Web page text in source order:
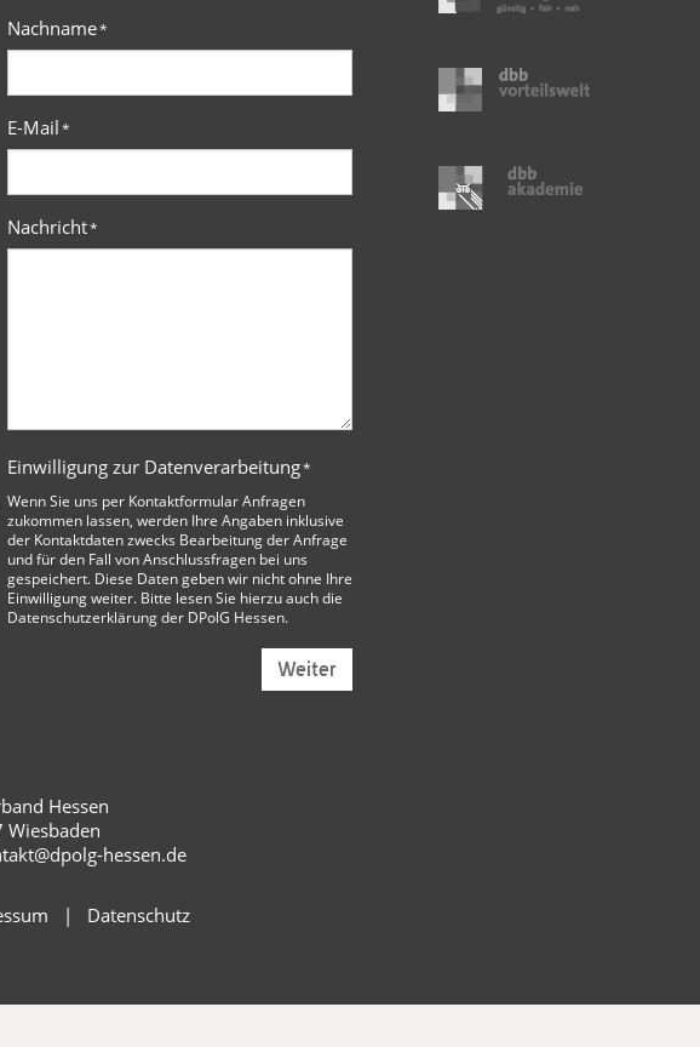
Nachname*
E-Mail*
Nachricht*
Einwilligung zur Datenverarbeitung*
Wenn Sie uns per Kontaktformular Anfragen
zukommen lassen, werden Ihre Angaben inklusive
der Kontaktdaten zwecks Bearbeitung der Anfrage
und für den Fall von Anschlussfragen bei uns
gespeichert. Diese Daten geben wir nicht ohne Ihre
Einwilligung weiter. Bitte lesen Sie hierzu auch die
Datenschutzerklärung der DPolG Hessen.
Weiter
Hessen
Wiesbaden
hessen.de
Datenschutz